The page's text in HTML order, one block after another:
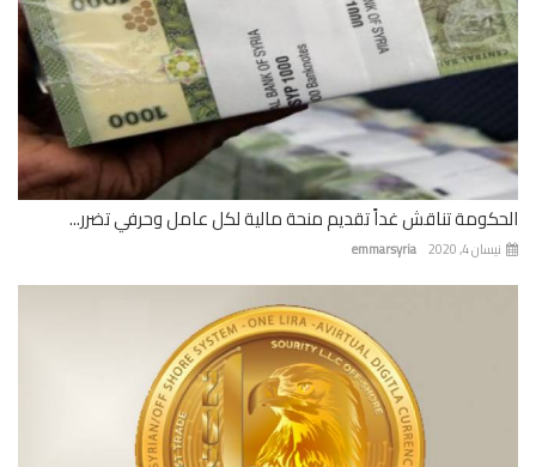
تناقش غداً تقديم منحة مالية لكل عامل وحرفي تضرر...
emmarsyria 4, 2020